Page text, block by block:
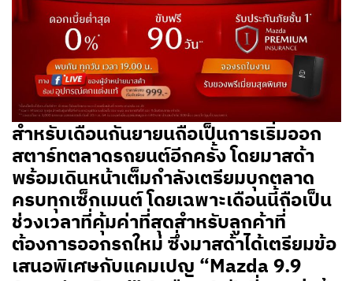
สำหรับเดือนกันยายนถือเป็นการเริ่มออก
สตาร์ทตลาดรถยนต์อีกครั้ง โดยมาสด้า
พร้อมเดินหน้าเต็มกำลังเตรียมบุกตลาด
ครบทุกเซ็กเมนต์ โดยเฉพาะเดือนนี้ถือเป็น
ช่วงเวลาที่คุ้มค่าที่สุดสำหรับลูกค้าที่
ต้องการออกรถใหม่ ซึ่งมาสด้าได้เตรียมข้อ
เสนอพิเศษกับแคมเปญ “Mazda 9.9